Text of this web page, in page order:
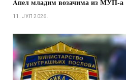
Aпел младим возачима из МУП-а
11. ЈУЛ 2026.